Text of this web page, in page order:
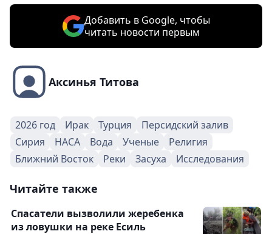
Добавить в Google, чтобы
читать новости первым
Аксинья Титова
2026 год Ирак Турция
Персидский залив
Сирия
НАСА Вода Ученые
Религия
Ближний Восток
Реки Засуха Исследования
Читайте также
Спасатели вызволили жеребенка
из ловушки на реке Есиль